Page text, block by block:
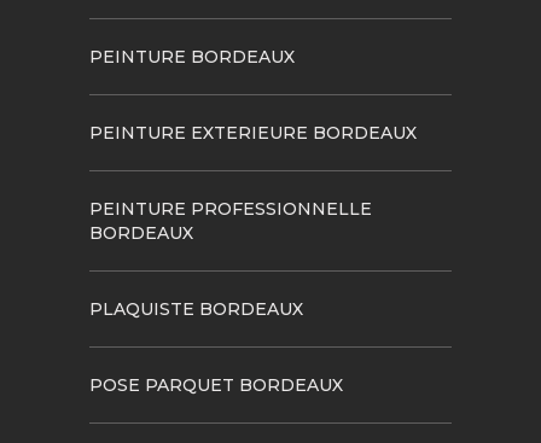
PEINTURE BORDEAUX
PEINTURE EXTERIEURE BORDEAUX
PEINTURE PROFESSIONNELLE
BORDEAUX
PLAQUISTE BORDEAUX
POSE PARQUET BORDEAUX